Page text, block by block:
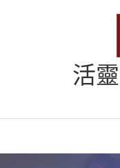
活